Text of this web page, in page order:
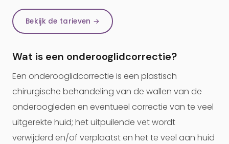
Bekijk de tarieven →
Wat is een onderooglidcorrectie?
Een onderooglidcorrectie is een plastisch
chirurgische behandeling van de wallen van de
onderoogleden en eventueel correctie van te veel
uitgerekte huid; het uitpuilende vet wordt
verwijderd en/of verplaatst en het te veel aan huid